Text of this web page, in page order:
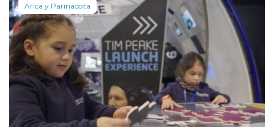
Arica y Parinacota